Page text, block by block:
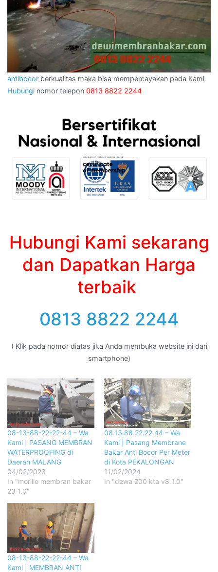
antibocor berkualitas maka bisa mempercayakan pada Kami.
Hubungi nomor telepon 0813 8822 2244
Hubungi Kami sekarang
dan Dapatkan Harga
terbaik
0813 8822 2244
( Klik pada nomor diatas jika Anda membuka website ini dari
smartphone)
08-13-88-22-22-44 – Wa
Kami | PASANG MEMBRAN
WATERPROOFING di
Daerah MALANG
04/02/2023
In "morillo membran bakar
23 1.0"
08.13.88.22.22.44 – Wa
Kami | Pasang Membrane
Bakar Anti Bocor Per Meter
di Kota PEKALONGAN
11/02/2024
In "dewa 200 kta v8 1.0"
08-13-88-22-22-44 – Wa
Kami | MEMBRAN ANTI